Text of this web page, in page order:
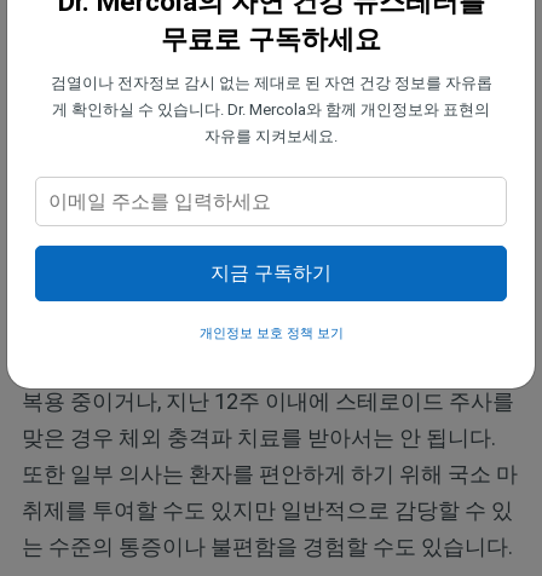
대안이 될 수 있으며 수술의 필요성을 완전히 없앨 수
높은 펄스 음파는 전기가 아닌 기계로 작동되며 기본
적으로 해당 부위로 혈류를 증가시켜 신체의 자연 치
유 과정을 가속화합니다. 일반적으로 1~2주 간격으
로 3회 치료 과정이 권장되고 연구에 따르면 일찍 수
행할수록 더 좋습니다.
체외 충격파 치료에는 몇 가지 주의 사항이 있습니다.
복용 중이거나, 지난 12주 이내에 스테로이드 주사를
맞은 경우 체외 충격파 치료를 받아서는 안 됩니다.
또한 일부 의사는 환자를 편안하게 하기 위해 국소 마
취제를 투여할 수도 있지만 일반적으로 감당할 수 있
는 수준의 통증이나 불편함을 경험할 수도 있습니다.
무료로 구독하세요
검열이나 전자정보 감시 없는 제대로 된 자연 건강 정보를 자유롭
게 확인하실 수 있습니다. Dr. Mercola와 함께 개인정보와 표현의
자유를 지켜보세요.
지금 구독하기
개인정보 보호 정책 보기